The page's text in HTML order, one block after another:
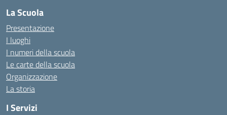
La Scuola
Presentazione
I luoghi
I numeri della scuola
Le carte della scuola
Organizzazione
La storia
I Servizi